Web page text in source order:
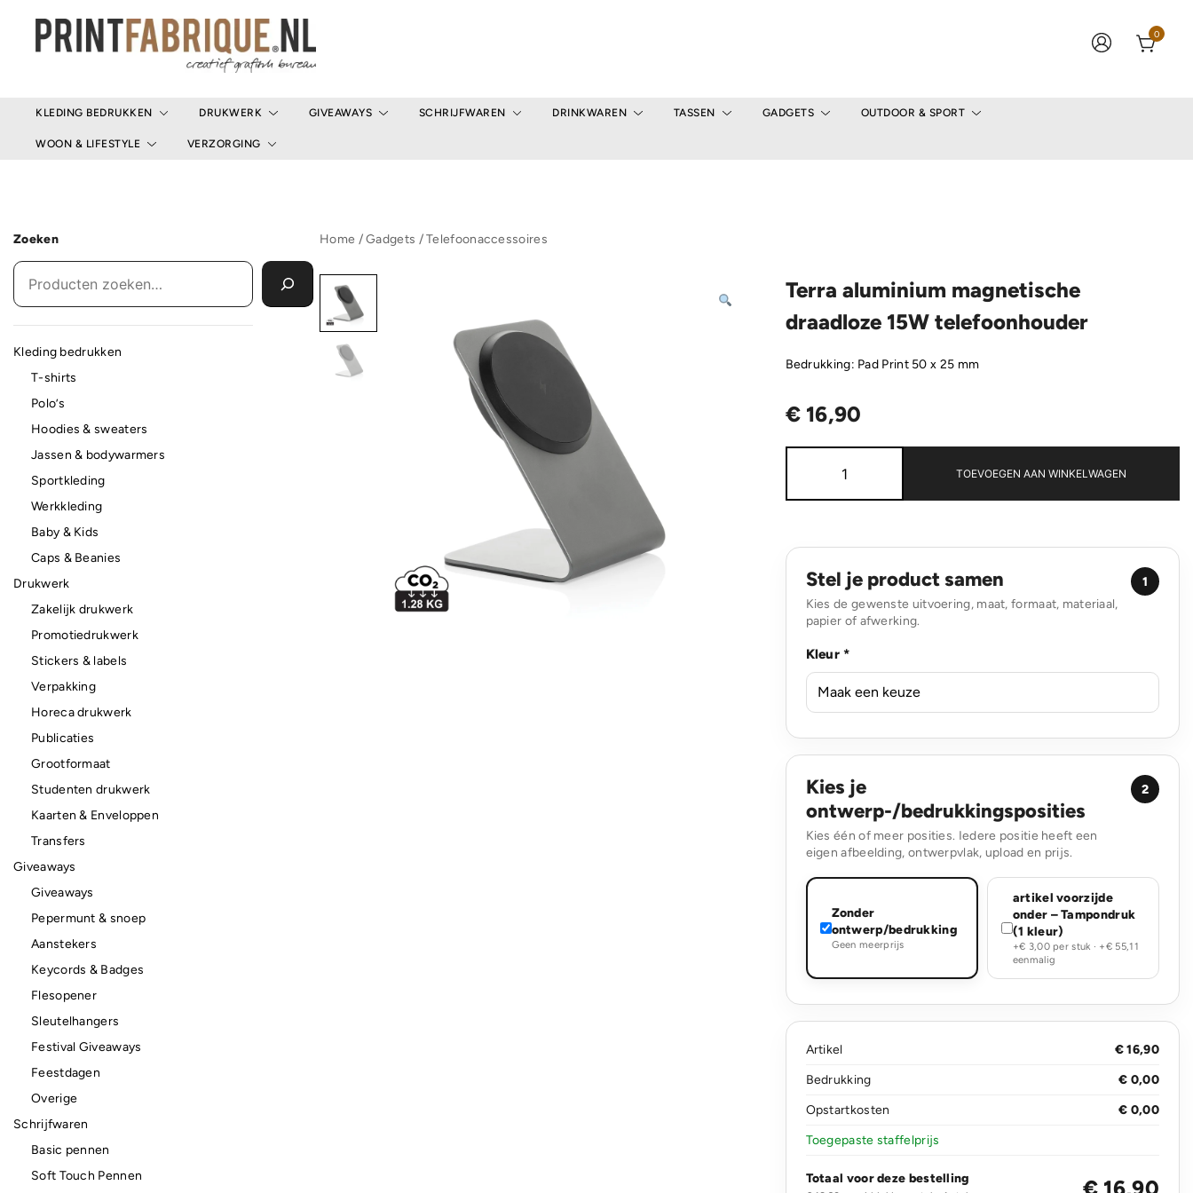
0
KLEDING BEDRUKKEN DRUKWERK GIVEAWAYS SCHRIJFWAREN DRINKWAREN TASSEN GADGETS OUTDOOR & SPORT
WOON & LIFESTYLE VERZORGING
Home /Gadgets /Telefoonaccessoires
Terra aluminium magnetische
draadloze 15W telefoonhouder
Bedrukking: Pad Print 50 x 25 mm
€16,90
aluminium
TOEVOEGEN AAN WINKELWAGEN
Stel je product samen
Kies de gewenste uitvoering, maat, formaat, materiaal,
papier of afwerking.
1
Kleur *
Kies je
ontwerp-/bedrukkingsposities
Kies één of meer posities. Iedere positie heeft een
eigen afbeelding, ontwerpvlak, upload en prijs.
2
Zonder
ontwerp/bedrukking
Geen meerprijs
artikel voorzijde
onder – Tampondruk
(1 kleur)
+€ 3,00 per stuk · +€ 55,11
eenmalig
Artikel
€ 16,90
Bedrukking
€ 0,00
Opstartkosten
€ 0,00
Toegepaste staffelprijs
Totaal voor deze bestelling
Zoeken
Kleding bedrukken
T-shirts
Polo’s
Hoodies & sweaters
Jassen & bodywarmers
Sportkleding
Werkkleding
Baby & Kids
Caps & Beanies
Drukwerk
Zakelijk drukwerk
Promotiedrukwerk
Stickers & labels
Verpakking
Horeca drukwerk
Publicaties
Grootformaat
Studenten drukwerk
Kaarten & Enveloppen
Transfers
Giveaways
Giveaways
Pepermunt & snoep
Aanstekers
Keycords & Badges
Flesopener
Sleutelhangers
Festival Giveaways
Feestdagen
Overige
Schrijfwaren
Basic pennen
Soft Touch Pennen